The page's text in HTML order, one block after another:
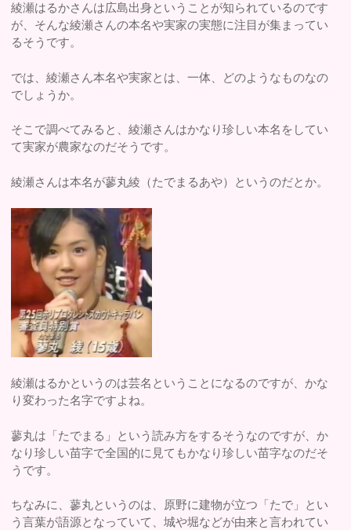
綾瀬はるかさんは広島出身ということが知られているのです
が、そんな綾瀬さんの本名や実家の実態に注目が集まってい
るそうです。
では、綾瀬さん本名や実家とは、一体、どのようなものなの
でしょうか。
そこで調べてみると、綾瀬さんはかなり珍しい本名をしてい
て実家が農家なのだそうです。
綾瀬さんは本名が蓼丸綾（たでまるあや）というのだとか。
綾瀬はるかというのは芸名ということになるのですが、かな
り変わった名字ですよね。
蓼丸は「たでまる」という読み方をするそうなのですが、か
なり珍しい苗字で全国的に見てもかなり珍しい苗字なのだそ
うです。
ちなみに、蓼丸というのは、原野に建物が立つ「たで」とい
う言葉が語源となっていて、城や堀などが由来と言われてい